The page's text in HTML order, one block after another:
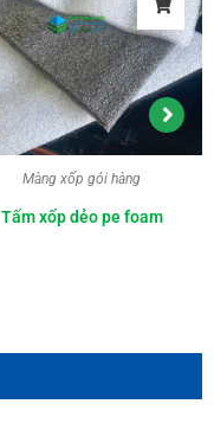
Màng xốp gói hàng
Tấm xốp dẻo pe foam